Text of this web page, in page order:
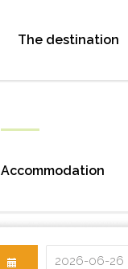
The destination
Accommodation